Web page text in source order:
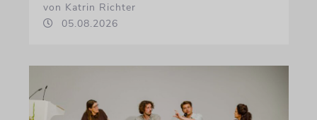
von Katrin Richter
05.08.2026